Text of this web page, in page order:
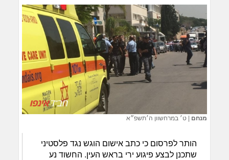
מנחם |ט׳ במרחשוון ה׳תשפ״א
הותר לפרסום כי כתב אישום הוגש נגד פלסטיני
שתכנן לבצע פיגוע ירי בראש העין. החשוד נע